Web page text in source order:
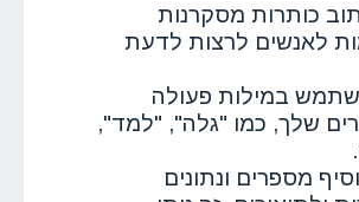
כותרות מסקרנות
לאנשים לרצות לדעת
במילות פעולה
שלך, כמו "גלה", "למד",
מספרים ונתונים